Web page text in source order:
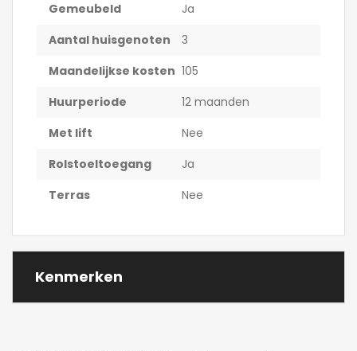
Gemeubeld
Ja
Aantal huisgenoten
3
Maandelijkse kosten 105
Huurperiode
12 maanden
Met lift
Nee
Rolstoeltoegang
Ja
Terras
Nee
Kenmerken